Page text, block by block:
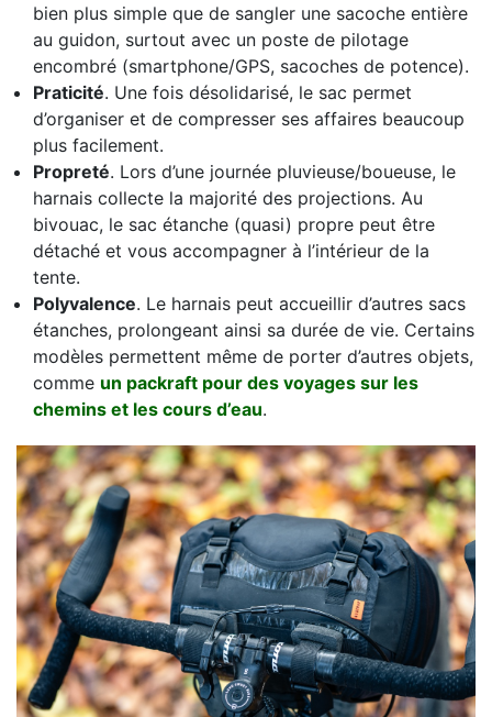
bien plus simple que de sangler une sacoche entière
au guidon, surtout avec un poste de pilotage
encombré (smartphone/GPS, sacoches de potence).
Praticité. Une fois désolidarisé, le sac permet
d’organiser et de compresser ses affaires beaucoup
plus facilement.
Propreté. Lors d’une journée pluvieuse/boueuse, le
harnais collecte la majorité des projections. Au
bivouac, le sac étanche (quasi) propre peut être
détaché et vous accompagner à l’intérieur de la
tente.
Polyvalence. Le harnais peut accueillir d’autres sacs
étanches, prolongeant ainsi sa durée de vie. Certains
modèles permettent même de porter d’autres objets,
comme un packraft pour des voyages sur les
chemins et les cours d’eau.